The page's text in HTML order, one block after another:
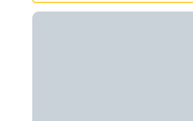
Nouvelle-Aquitaine, Metropolitan France,